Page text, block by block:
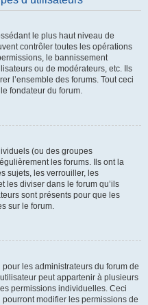
le plus haut niveau de
contrôler toutes les opérations
le bannissement
ou de modérateurs, etc. Ils
l’ensemble des forums. Tout ceci
fondateur du forum.
(ou des groupes
les forums. Ils ont la
sujets, les verrouiller, les
les diviser dans le forum qu’ils
sont présents pour que les
sur le forum.
les administrateurs du forum de
peut appartenir à plusieurs
permissions individuelles. Ceci
modifier les permissions de